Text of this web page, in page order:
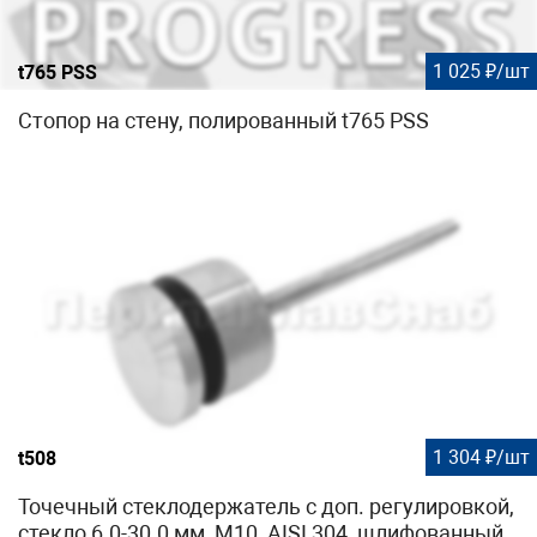
t765 PSS 1 025 ₽/шт
Стопор на стену, полированный t765 PSS
t508 1 304 ₽/шт
Точечный стеклодержатель с доп. регулировкой,